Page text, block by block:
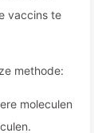
vaccins te
methode:
moleculen